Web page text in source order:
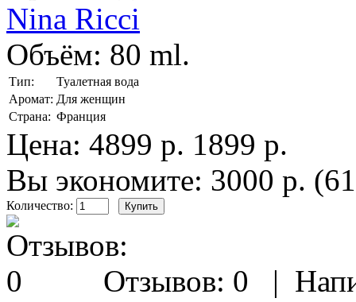
Nina Ricci
Объём: 80 ml.
Тип:
Туалетная вода
Аромат: Для женщин
Страна: Франция
Цена: 4899 р. 1899 р.
Вы экономите: 3000 р.
Количество:
Отзывов: 0 |